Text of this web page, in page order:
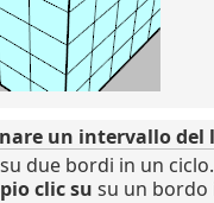
un intervallo del
su due bordi in un ciclo.
clic su su un bordo